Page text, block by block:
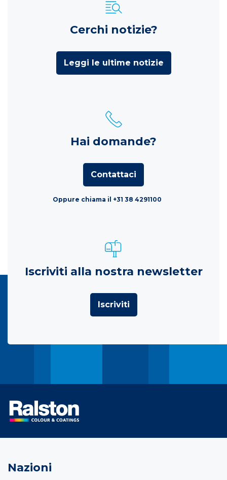
Cerchi notizie?
Leggi le ultime notizie
Hai domande?
Contattaci
Oppure chiama il +31 38 4291100
Iscriviti alla nostra newsletter
Iscriviti
Nazioni